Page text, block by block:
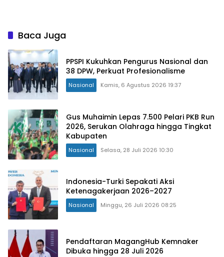
Baca Juga
PPSPI Kukuhkan Pengurus Nasional dan
38 DPW, Perkuat Profesionalisme
Nasional Kamis, 6 Agustus 2026 19:37
Gus Muhaimin Lepas 7.500 Pelari PKB Run
2026, Serukan Olahraga hingga Tingkat
Kabupaten
Nasional Selasa, 28 Juli 2026 10:30
Indonesia-Turki Sepakati Aksi
Ketenagakerjaan 2026–2027
Nasional Minggu, 26 Juli 2026 08:25
Pendaftaran MagangHub Kemnaker
Dibuka hingga 28 Juli 2026